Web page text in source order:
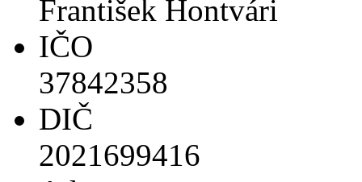
František Hontvári
IČO
37842358
DIČ
2021699416